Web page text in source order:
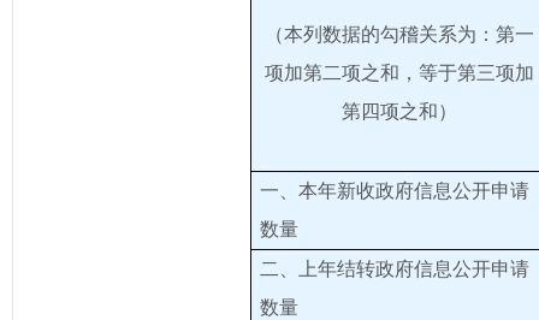
（本列数据的勾稽关系为：第一
项加第二项之和，等于第三项加
第四项之和）
一、本年新收政府信息公开申请
数量
二、上年结转政府信息公开申请
数量